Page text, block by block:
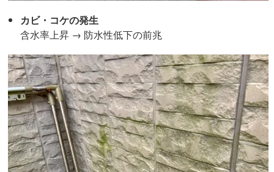
カビ・コケの発生
含水率上昇 → 防水性低下の前兆